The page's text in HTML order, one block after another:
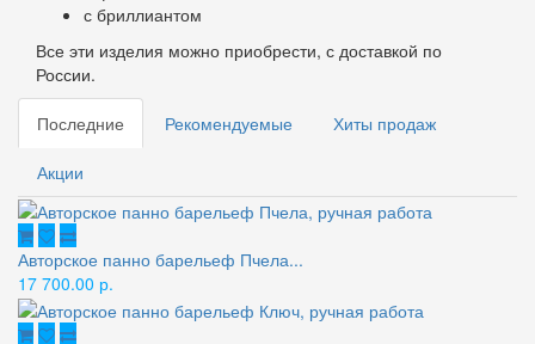
с бриллиантом
Все эти изделия можно приобрести, с доставкой по
России.
Последние Рекомендуемые Хиты продаж
Акции
Авторское панно барельеф Пчела...
17 700.00 р.